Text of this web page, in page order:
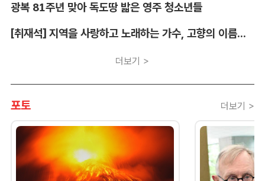
광복 81주년 맞아 독도땅 밟은 영주 청소년들
[취재석] 지역을 사랑하고 노래하는 가수, 고향의 이름을 남긴다
더보기 >
포토 더보기 >